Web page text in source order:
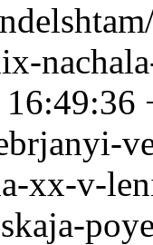
16:49:36
xx-v-